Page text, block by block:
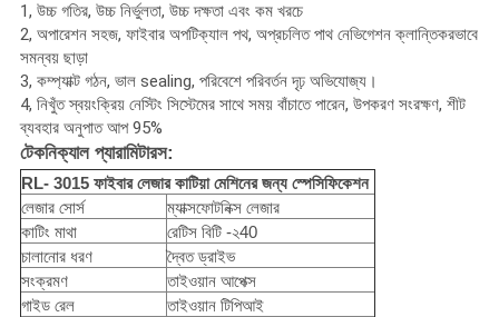
1, উচ্চ গতির, উচ্চ নির্ভুলতা, উচ্চ দক্ষতা এবং কম খরচে
2, অপারেশন সহজ, ফাইবার অপটিক্যাল পথ, অপ্রচলিত পাথ নেভিগেশন ক্লান্তিকরভাবে
সমন্বয় ছাড়া
3, কম্প্যাক্ট গঠন, ভাল sealing, পরিবেশে পরিবর্তন দৃঢ় অভিযোজ্য।
4, নিখুঁত স্বয়ংক্রিয় নেস্টিং সিস্টেমের সাথে সময় বাঁচাতে পারেন, উপকরণ সংরক্ষণ, শীট
ব্যবহার অনুপাত আপ 95%
টেকনিক্যাল প্যারামিটারস:
RL- 3015 ফাইবার লেজার কাটিয়া মেশিনের জন্য স্পেসিফিকেশন
লেজার সোর্স
ম্যাক্সফোটনিক্স লেজার
কাটিং মাথা
রেটিস বিটি -২40
চালানোর ধরণ
দ্বৈত ড্রাইভ
সংক্রমণ
তাইওয়ান আপেক্স
গাইড রেল
তাইওয়ান টিপিআই